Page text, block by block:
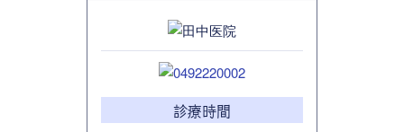
診療時間